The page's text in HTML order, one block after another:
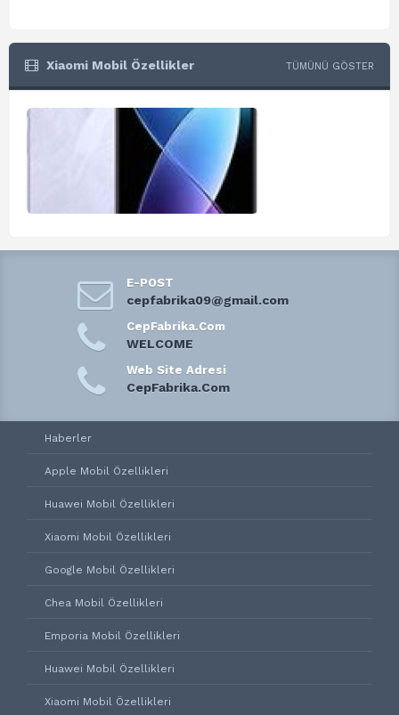
Xiaomi Mobil Özellikler TÜMÜNÜ GÖSTER
E-POST
cepfabrika09@gmail.com
CepFabrika.Com
WELCOME
Web Site Adresi
CepFabrika.Com
Haberler
Apple Mobil Özellikleri
Huawei Mobil Özellikleri
Xiaomi Mobil Özellikleri
Google Mobil Özellikleri
Chea Mobil Özellikleri
Emporia Mobil Özellikleri
Huawei Mobil Özellikleri
Xiaomi Mobil Özellikleri